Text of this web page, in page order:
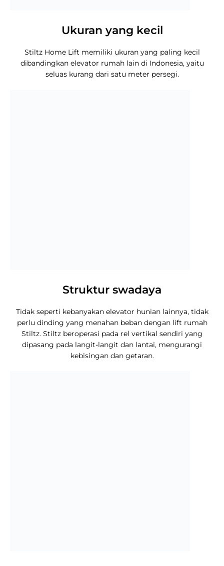
Ukuran yang kecil
Stiltz Home Lift memiliki ukuran yang paling kecil
dibandingkan elevator rumah lain di Indonesia, yaitu
seluas kurang dari satu meter persegi.
Struktur swadaya
Tidak seperti kebanyakan elevator hunian lainnya, tidak
perlu dinding yang menahan beban dengan lift rumah
Stiltz. Stiltz beroperasi pada rel vertikal sendiri yang
dipasang pada langit-langit dan lantai, mengurangi
kebisingan dan getaran.